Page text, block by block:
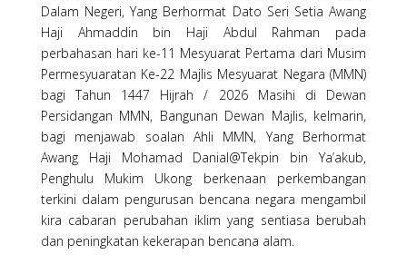
Dalam Negeri, Yang Berhormat Dato Seri Setia Awang
Haji Ahmaddin bin Haji Abdul Rahman pada
perbahasan hari ke-11 Mesyuarat Pertama dari Musim
Permesyuaratan Ke-22 Majlis Mesyuarat Negara (MMN)
bagi Tahun 1447 Hijrah / 2026 Masihi di Dewan
Persidangan MMN, Bangunan Dewan Majlis, kelmarin,
bagi menjawab soalan Ahli MMN, Yang Berhormat
Awang Haji Mohamad Danial@Tekpin bin Ya’akub,
Penghulu Mukim Ukong berkenaan perkembangan
terkini dalam pengurusan bencana negara mengambil
kira cabaran perubahan iklim yang sentiasa berubah
dan peningkatan kekerapan bencana alam.